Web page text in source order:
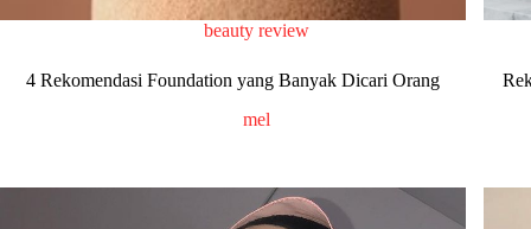
beauty review
4 Rekomendasi Foundation yang Banyak Dicari Orang
mel